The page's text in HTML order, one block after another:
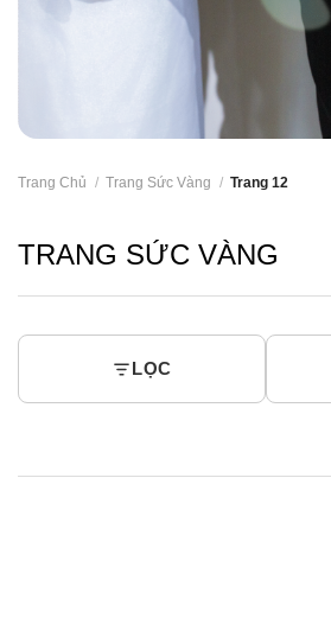
Trang Chủ / Trang Sức Vàng / Trang 12
TRANG SỨC VÀNG
LỌC